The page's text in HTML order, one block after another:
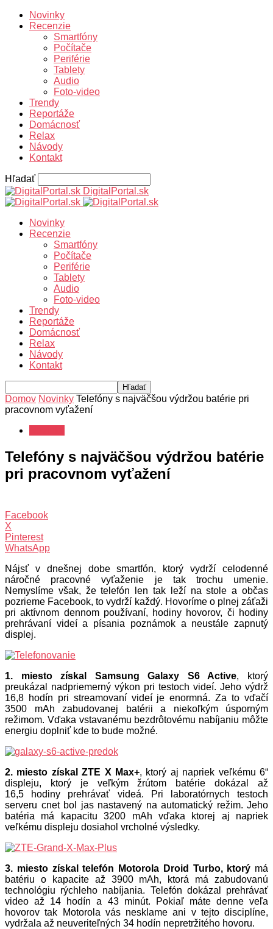
Novinky
Recenzie
Smartfóny
Počítače
Periférie
Tablety
Audio
Foto-video
Trendy
Reportáže
Domácnosť
Relax
Návody
Kontakt
Hľadať
DigitalPortal.sk
Novinky
Recenzie
Smartfóny
Počítače
Periférie
Tablety
Audio
Foto-video
Trendy
Reportáže
Domácnosť
Relax
Návody
Kontakt
Domov Novinky Telefóny s najväčšou výdržou batérie pri
pracovnom vyťažení
Telefóny s najväčšou výdržou batérie
pri pracovnom vyťažení
Facebook
X
Pinterest
WhatsApp
Nájsť v dnešnej dobe smartfón, ktorý vydrží celodenné
náročné pracovné vyťaženie je tak trochu umenie.
Nemyslíme však, že telefón len tak leží na stole a občas
pozrieme Facebook, to vydrží každý. Hovoríme o plnej záťaži
pri aktívnom dennom používaní, hodiny hovorov, či hodiny
prehrávaní videí a písania poznámok a neustále zapnutý
displej.
1. miesto získal Samsung Galaxy S6 Active, ktorý
preukázal nadpriemerný výkon pri testoch videí. Jeho výdrž
16,8 hodín pri streamovaní videí je enormná. Za to vďačí
3500 mAh zabudovanej batérii a niekoľkým úsporným
režimom. Vďaka vstavanému bezdrôtovému nabíjaniu môžte
energiu doplniť kde to bude možné.
2. miesto získal ZTE X Max+, ktorý aj napriek veľkému 6“
displeju, ktorý je veľkým žrútom batérie dokázal až
16,5 hodiny prehrávať videá. Pri laboratórnych testoch
serveru cnet bol jas nastavený na automatický režim. Jeho
batéria má kapacitu 3200 mAh vďaka ktorej aj napriek
veľkému displeju dosiahol vrcholné výsledky.
3. miesto získal telefón Motorola Droid Turbo, ktorý má
batériu o kapacite až 3900 mAh, ktorá má zabudovanú
technológiu rýchleho nabíjania. Telefón dokázal prehrávať
video až 14 hodín a 43 minút. Pokiaľ máte denne veľa
hovorov tak Motorola vás nesklame ani v tejto disciplíne,
vydržala až neuveriteľných 34 hodín nepretržitého hovoru.